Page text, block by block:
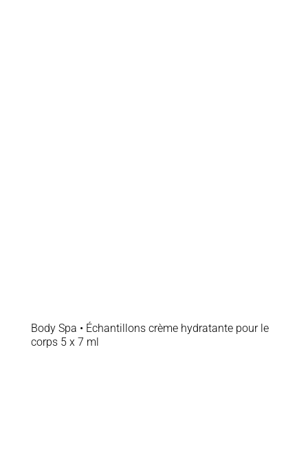
Body Spa • Échantillons crème hydratante pour le
corps 5 x 7 ml